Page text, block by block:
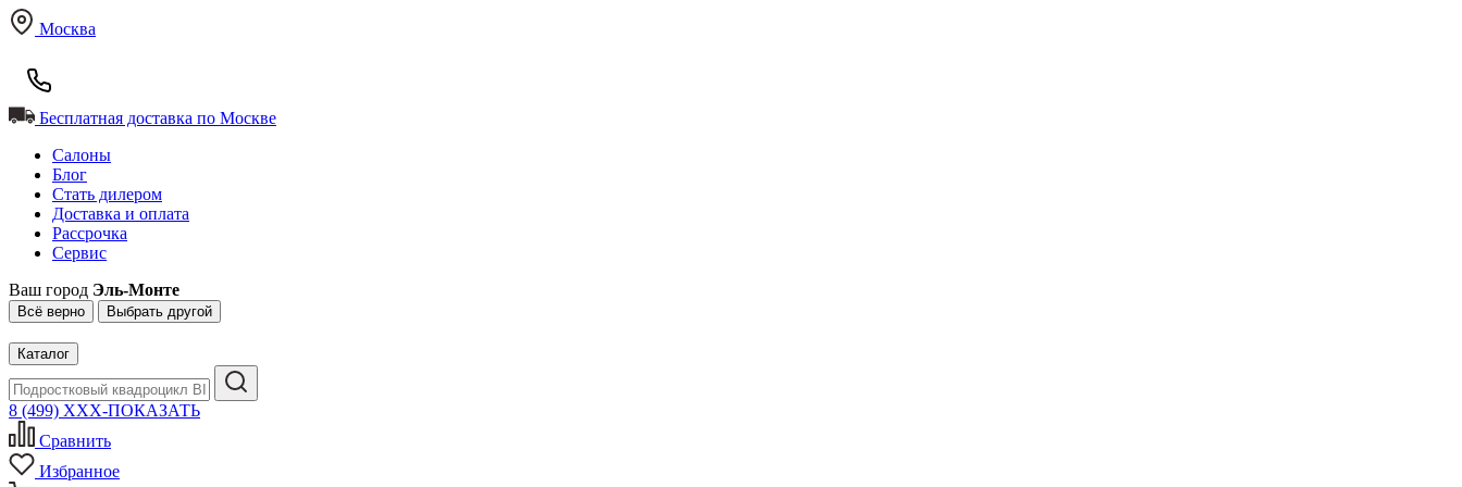
Москва
Бесплатная доставка по Москве
Салоны
Блог
Стать дилером
Доставка и оплата
Рассрочка
Сервис
Ваш город Эль-Монте
Всё верно Выбрать другой
Каталог
8 (499) XXX-ПОКАЗАТЬ
Сравнить
Избранное